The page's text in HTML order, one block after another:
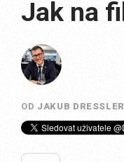
Jak na
OD JAKUB DRESSLER